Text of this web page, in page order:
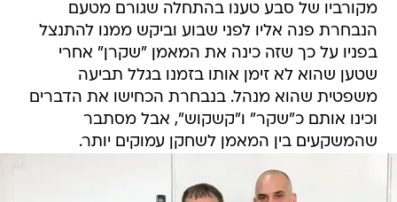
מקורביו של סבע טענו בהתחלה שגורם מטעם
הנבחרת פנה אליו לפני שבוע וביקש ממנו להתנצל
בפניו על כך שזה כינה את המאמן "שקרן" אחרי
שטען שהוא לא זימן אותו בזמנו בגלל תביעה
משפטית שהוא מנהל. בנבחרת הכחישו את הדברים
וכינו אותם כ"שקר" ו"קשקוש", אבל מסתבר
שהמשקעים בין המאמן לשחקן עמוקים יותר.